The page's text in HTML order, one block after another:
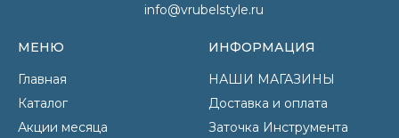
info@vrubelstyle.ru
МЕНЮ
Главная
Каталог
Акции месяца
ИНФОРМАЦИЯ
НАШИ МАГАЗИНЫ
Доставка и оплата
Заточка Инструмента